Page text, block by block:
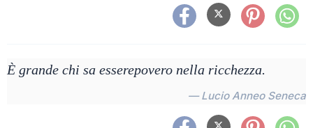
È grande chi sa esserepovero nella ricchezza.
— Lucio Anneo Seneca